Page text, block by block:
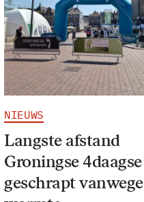
NIEUWS
Langste afstand
Groningse 4daagse
geschrapt vanwege